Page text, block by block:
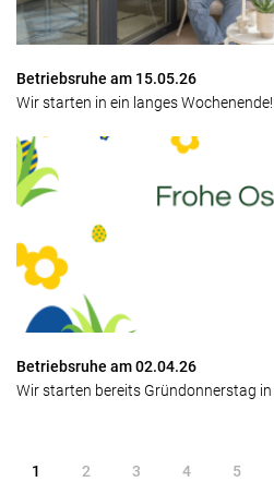
Betriebsruhe am 15.05.26
Wir starten in ein langes Wochenende!
Betriebsruhe am 02.04.26
Wir starten bereits Gründonnerstag in
1 2 3 4 5